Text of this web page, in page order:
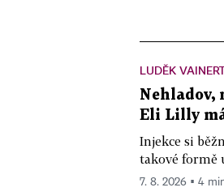
LUDĚK
Nehladov,
Eli Lilly
Injekce si
takové formě
7. 8. 2026 ▪ 4